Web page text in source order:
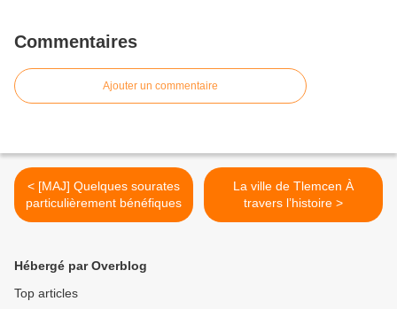
Commentaires
Ajouter un commentaire
< [MAJ] Quelques sourates
particulièrement bénéfiques
La ville de Tlemcen À
travers l’histoire >
Hébergé par Overblog
Top articles